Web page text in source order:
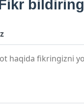
Fikr bildiring